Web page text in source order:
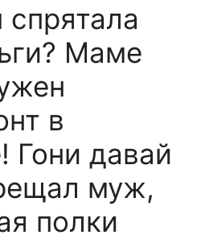
Маме
в
Гони давай
муж,
полки